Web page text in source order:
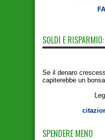
SOLDI E
Se il denaro
capiterebbe un
SPENDERE MENO